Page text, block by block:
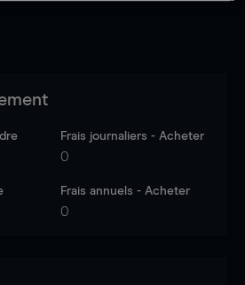
Frais journaliers - Acheter
0
Frais annuels - Acheter
0